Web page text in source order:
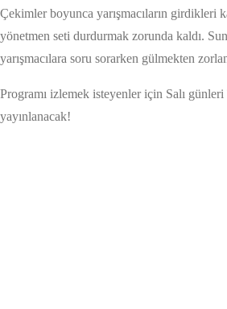
Çekimler boyunca yarışmacıların girdikleri
yönetmen seti durdurmak zorunda kaldı.
yarışmacılara soru sorarken gülmekten
Programı izlemek isteyenler için Salı
yayınlanacak!